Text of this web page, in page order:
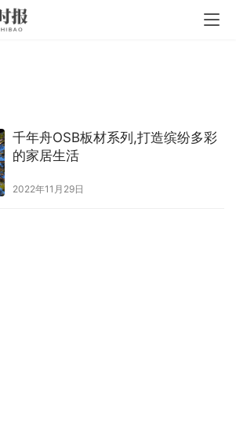
千年舟OSB板材系列,打造缤纷多彩
的家居生活
2022年11月29日